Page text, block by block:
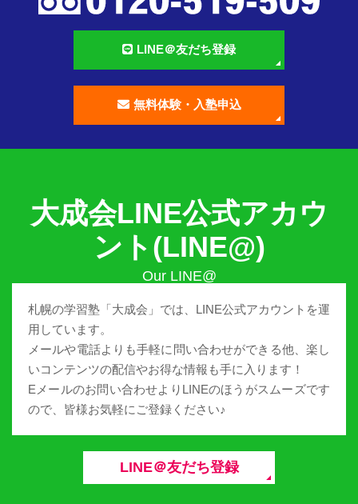
LINE＠友だち登録
無料体験・入塾申込
大成会LINE公式アカウ
ント(LINE@)
札幌の学習塾「大成会」では、LINE公式アカウントを運
用しています。
メールや電話よりも手軽に問い合わせができる他、楽し
いコンテンツの配信やお得な情報も手に入ります！
Eメールのお問い合わせよりLINEのほうがスムーズです
ので、皆様お気軽にご登録ください♪
LINE＠友だち登録